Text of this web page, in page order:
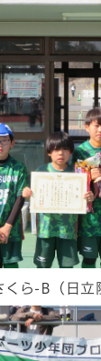
ら-B（日立